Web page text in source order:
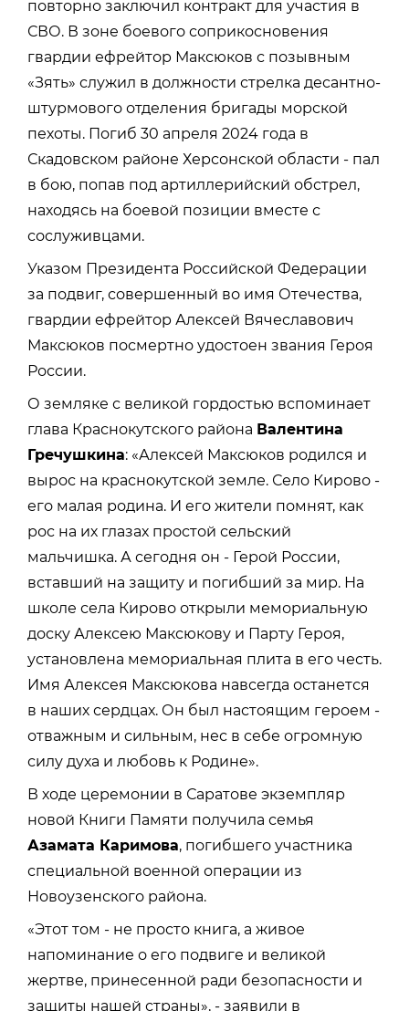
повторно заключил контракт для участия в
СВО. В зоне боевого соприкосновения
гвардии ефрейтор Максюков с позывным
«Зять» служил в должности стрелка десантно-
штурмового отделения бригады морской
пехоты. Погиб 30 апреля 2024 года в
Скадовском районе Херсонской области - пал
в бою, попав под артиллерийский обстрел,
находясь на боевой позиции вместе с
сослуживцами.
Указом Президента Российской Федерации
за подвиг, совершенный во имя Отечества,
гвардии ефрейтор Алексей Вячеславович
Максюков посмертно удостоен звания Героя
России.
О земляке с великой гордостью вспоминает
глава Краснокутского района Валентина
Гречушкина: «Алексей Максюков родился и
вырос на краснокутской земле. Село Кирово -
его малая родина. И его жители помнят, как
рос на их глазах простой сельский
мальчишка. А сегодня он - Герой России,
вставший на защиту и погибший за мир. На
школе села Кирово открыли мемориальную
доску Алексею Максюкову и Парту Героя,
установлена мемориальная плита в его честь.
Имя Алексея Максюкова навсегда останется
в наших сердцах. Он был настоящим героем -
отважным и сильным, нес в себе огромную
силу духа и любовь к Родине».
В ходе церемонии в Саратове экземпляр
новой Книги Памяти получила семья
Азамата Каримова, погибшего участника
специальной военной операции из
Новоузенского района.
«Этот том - не просто книга, а живое
напоминание о его подвиге и великой
жертве, принесенной ради безопасности и
защиты нашей страны», - заявили в